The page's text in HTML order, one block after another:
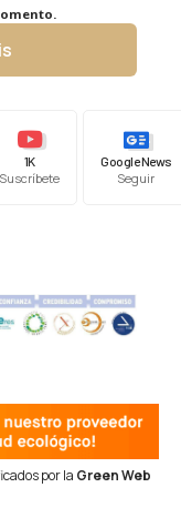
1K
Suscríbete
Google News
Seguir
por la Green Web